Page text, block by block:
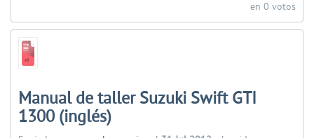
en 0 votos
Manual de taller Suzuki Swift GTI
1300 (inglés)